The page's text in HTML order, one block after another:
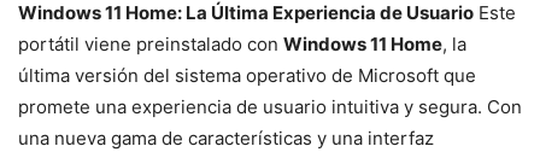
Windows 11 Home: La Última Experiencia de Usuario Este
portátil viene preinstalado con Windows 11 Home, la
última versión del sistema operativo de Microsoft que
promete una experiencia de usuario intuitiva y segura. Con
una nueva gama de características y una interfaz